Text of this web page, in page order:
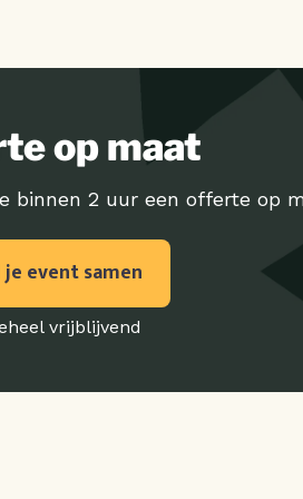
op maat
binnen 2 uur een offerte op
event samen
vrijblijvend